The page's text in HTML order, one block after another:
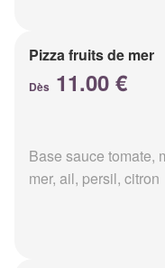
Pizza fruits de mer
Dès 11.00 €
Base sauce tomate,
mer, ail, persil, citron